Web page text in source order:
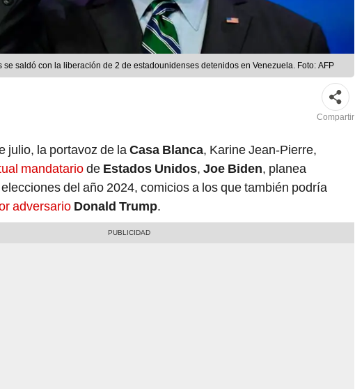
se saldó con la liberación de 2 de estadounidenses detenidos en Venezuela. Foto: AFP
Compartir
julio, la portavoz de laCasa Blanca, Karine Jean-Pierre,
mandatariode Estados Unidos, Joe Biden, planea
del año 2024, comicios a los que también podría
adversario Donald Trump.